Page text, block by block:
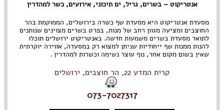
אנטריקוט – בשרים, גריל, ים תיכוני, אירועים, כשר למהדרין
מסעדת אנטריקוט היא מסעדת שף כשרה בירושלים, הממוקמת בהר
החוצבים ומציעה מגוון רחב של מנות, בפרט בשרים מצוינים שנותנים
לתואר מסעדת בשרים משמעות חדשה. באנטריקוט ירושלים תוכלו
להנות ממנות שף ייחודיות שניתן למצוא רק במסעדה, אווירה יוקרתית
שאין בשום מקום אחר, נוף עוצר נשימה וכשרות למהדרין .
קרית המדע 22, הר חוצבים, ירושלים
073-7027317